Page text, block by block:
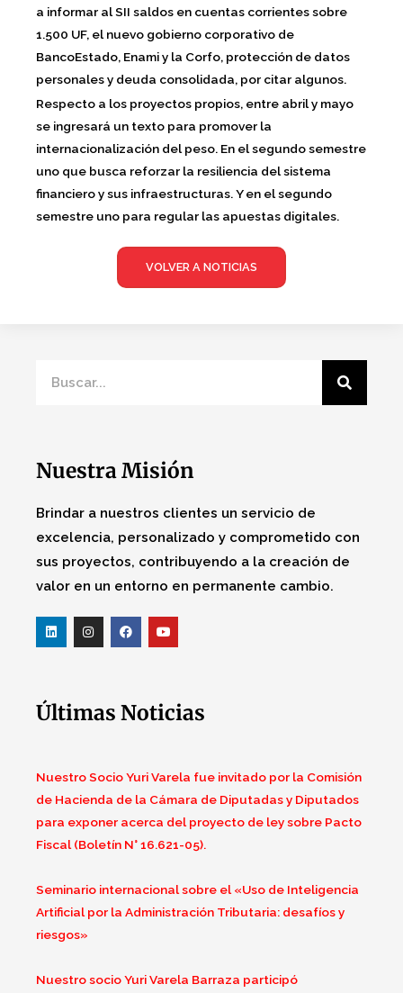
a informar al SII saldos en cuentas corrientes sobre
1.500 UF, el nuevo gobierno corporativo de
BancoEstado, Enami y la Corfo, protección de datos
personales y deuda consolidada, por citar algunos.
Respecto a los proyectos propios, entre abril y mayo
se ingresará un texto para promover la
internacionalización del peso. En el segundo semestre
uno que busca reforzar la resiliencia del sistema
financiero y sus infraestructuras. Y en el segundo
semestre uno para regular las apuestas digitales.
VOLVER A NOTICIAS
Nuestra Misión
Brindar a nuestros clientes un servicio de
excelencia, personalizado y comprometido con
sus proyectos, contribuyendo a la creación de
valor en un entorno en permanente cambio.
Últimas Noticias
Nuestro Socio Yuri Varela fue invitado por la Comisión
de Hacienda de la Cámara de Diputadas y Diputados
para exponer acerca del proyecto de ley sobre Pacto
Fiscal (Boletín N° 16.621-05).
Seminario internacional sobre el «Uso de Inteligencia
Artificial por la Administración Tributaria: desafíos y
riesgos»
Nuestro socio Yuri Varela Barraza participó